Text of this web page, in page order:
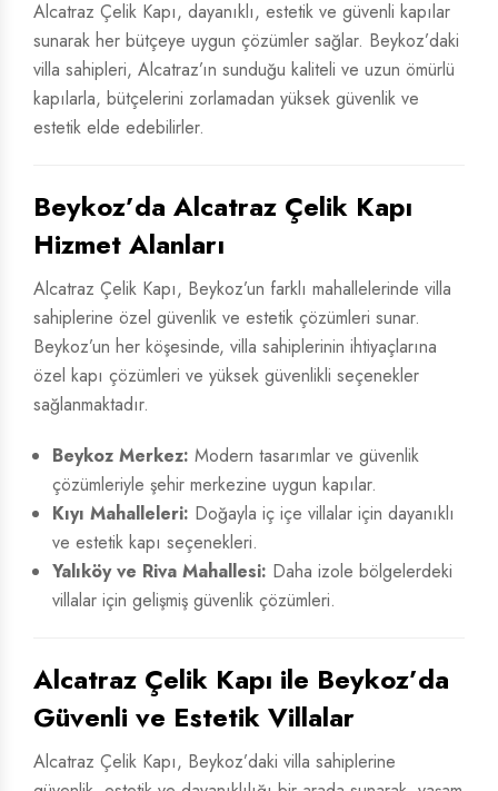
Alcatraz Çelik Kapı, dayanıklı, estetik ve güvenli kapılar
sunarak her bütçeye uygun çözümler sağlar. Beykoz’daki
villa sahipleri, Alcatraz’ın sunduğu kaliteli ve uzun ömürlü
kapılarla, bütçelerini zorlamadan yüksek güvenlik ve
estetik elde edebilirler.
Beykoz’da Alcatraz Çelik Kapı
Hizmet Alanları
Alcatraz Çelik Kapı, Beykoz’un farklı mahallelerinde villa
sahiplerine özel güvenlik ve estetik çözümleri sunar.
Beykoz’un her köşesinde, villa sahiplerinin ihtiyaçlarına
özel kapı çözümleri ve yüksek güvenlikli seçenekler
sağlanmaktadır.
Beykoz Merkez: Modern tasarımlar ve güvenlik
çözümleriyle şehir merkezine uygun kapılar.
Kıyı Mahalleleri: Doğayla iç içe villalar için dayanıklı
ve estetik kapı seçenekleri.
Yalıköy ve Riva Mahallesi: Daha izole bölgelerdeki
villalar için gelişmiş güvenlik çözümleri.
Alcatraz Çelik Kapı ile Beykoz’da
Güvenli ve Estetik Villalar
Alcatraz Çelik Kapı, Beykoz’daki villa sahiplerine